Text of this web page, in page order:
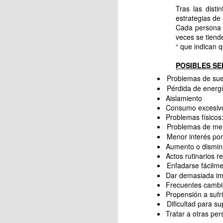
Tras las
estrategias
Cada
veces se
“ que indican
POSIBLES
Problemas de
Pérdida de
Aislamiento
Consumo
Problemas
Problemas de
Menor interés
Aumento o
Actos rutinarios
Enfadarse
Dar demasiada
Frecuentes
Propensión a
Dificultad para
Tratar a otras
y